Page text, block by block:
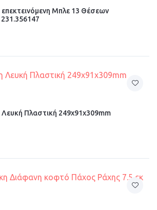
Μπλε 13 Θέσεων
Λευκή Πλαστική 249x91x309mm